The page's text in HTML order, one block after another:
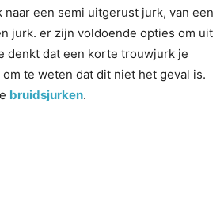
een semi uitgerust jurk, van een
jurk. er zijn voldoende opties om uit
denkt dat een korte trouwjurk je
te weten dat dit niet het geval is.
bruidsjurken.